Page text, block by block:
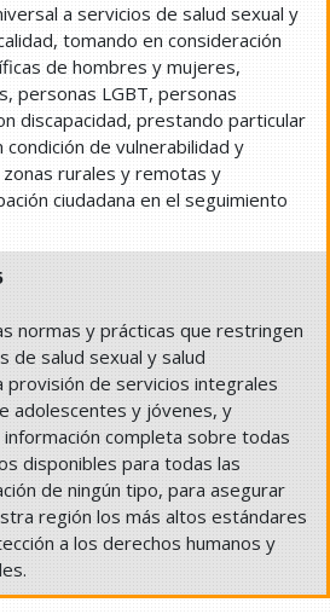
a servicios de salud sexual y
tomando en consideración
de hombres y mujeres,
personas LGBT, personas
discapacidad, prestando particular
de vulnerabilidad y
rurales y remotas y
ciudadana en el seguimiento
normas y prácticas que restringen
de salud sexual y salud
provisión de servicios integrales
adolescentes y jóvenes, y
completa sobre todas
disponibles para todas las
de ningún tipo, para asegurar
región los más altos estándares
a los derechos humanos y